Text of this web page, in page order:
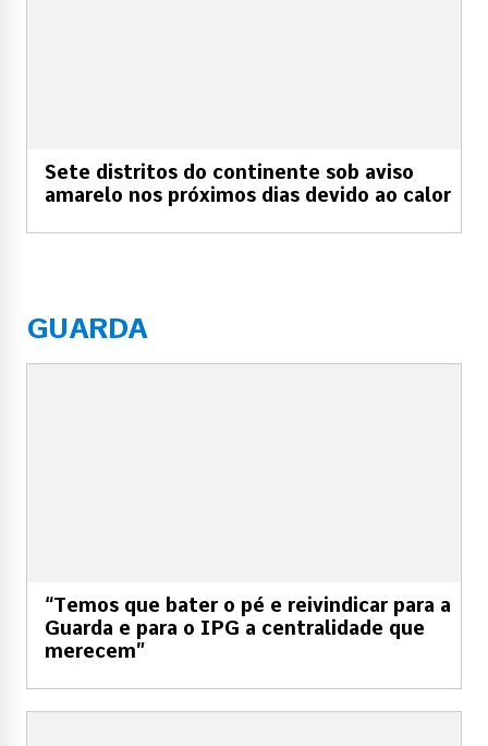
Sete distritos do continente sob aviso
amarelo nos próximos dias devido ao calor
GUARDA
“Temos que bater o pé e reivindicar para a
Guarda e para o IPG a centralidade que
merecem”